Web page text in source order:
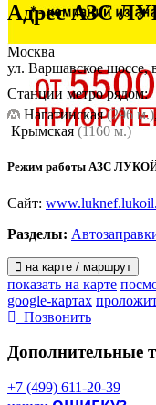
АдресАЗС
Москва
ул. Варшавское шоссе,
Станции метро рядом:
Нагатинская(296 м.)
Крымская(1160 м.)
Режим работы АЗС
Сайт:
Разделы:
на карте / маршрут
показать на карте
google-картах
Позвонить
Дополнительные
+7 (499) 611-20-39